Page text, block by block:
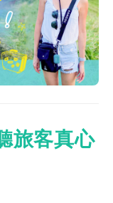
旅客真心